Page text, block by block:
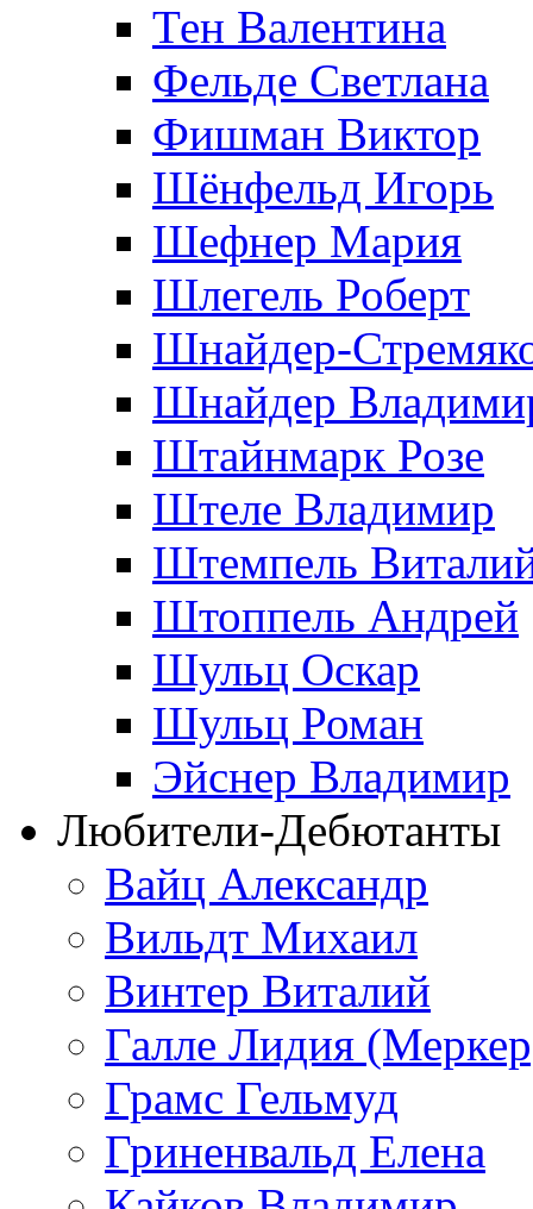
Тен Валентина
Фельде Светлана
Фишман Виктор
Шёнфельд Игорь
Шефнер Мария
Шлегель Роберт
Шнайдер-
Шнайдер
Штайнмарк Розe
Штеле Владимир
Штемпель
Штоппель Андрей
Шульц Оскар
Шульц Роман
Эйснер Владимир
Любители-Дебютанты
Вайц Александр
Вильдт Михаил
Винтер Виталий
Галле Лидия
Грамс Гельмуд
Гриненвальд Елена